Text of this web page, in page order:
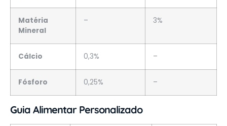
Matéria
Mineral
– 3%
Cálcio 0,3% –
Fósforo 0,25% –
Guia Alimentar Personalizado